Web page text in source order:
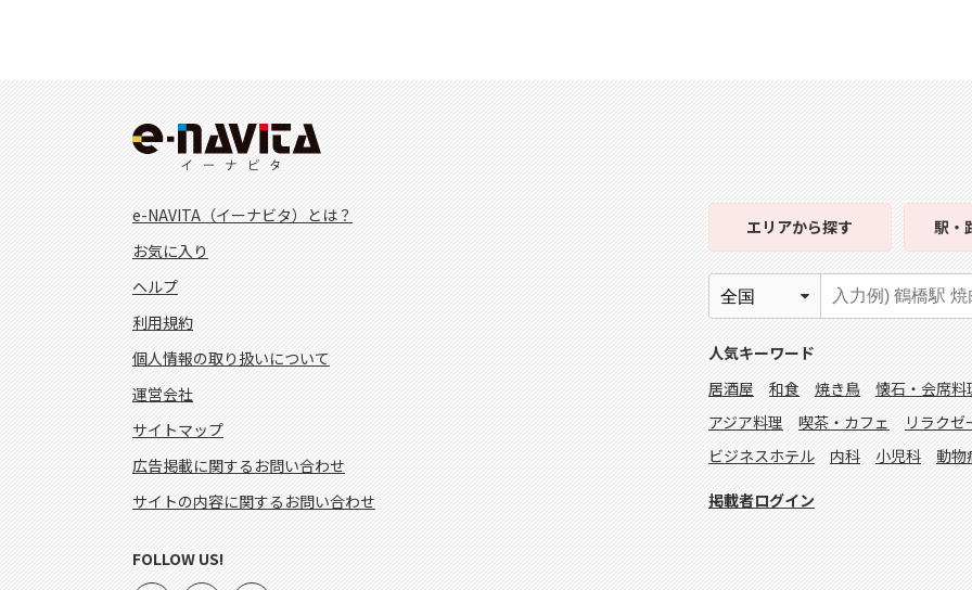
e-NAVITA（イーナビタ）とは？
お気に入り
ヘルプ
利用規約
個人情報の取り扱いについて
運営会社
サイトマップ
広告掲載に関するお問い合わせ
サイトの内容に関するお問い合わせ
エリアから探す 駅・
人気キーワード
居酒屋
和食 焼き鳥 懐石・会席料
アジア料理
喫茶・カフェ リラクゼ
ビジネスホテル
内科 小児科 動物
掲載者ログイン
FOLLOW US!